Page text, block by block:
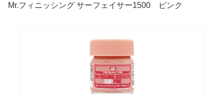
Mr.フィニッシング サーフェイサー1500 ピンク